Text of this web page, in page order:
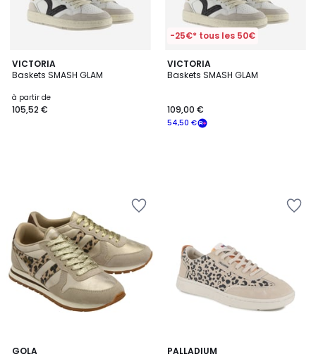
VICTORIA
Baskets SMASH GLAM
à partir de
105,52 €
-25€* tous les 50€
VICTORIA
Baskets SMASH GLAM
54,50 €
109,00 €
GOLA
PALLADIUM